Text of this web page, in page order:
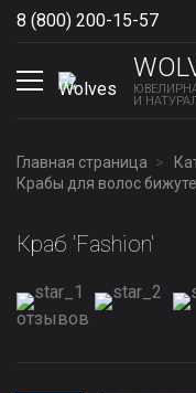
8 (800) 200-15-57
И
Главная страница
Крабы для волос
Краб 'Fashion'
отзывов